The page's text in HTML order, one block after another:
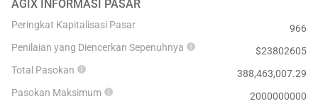
AGIX INFORMASI PASAR
Peringkat Kapitalisasi Pasar
966
Penilaian yang Diencerkan Sepenuhnya
$23802605
Total Pasokan
388,463,007.29
Pasokan Maksimum
2000000000